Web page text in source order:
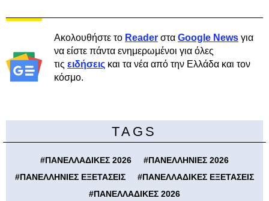
Ακολουθήστε το Reader στα Google News για
να είστε πάντα ενημερωμένοι για όλες
τις ειδήσεις και τα νέα από την Ελλάδα και τον
κόσμο.
TAGS
#ΠΑΝΕΛΛΑΔΙΚΕΣ 2026 #ΠΑΝΕΛΛΗΝΙΕΣ 2026
#ΠΑΝΕΛΛΗΝΙΕΣ ΕΞΕΤΑΣΕΙΣ #ΠΑΝΕΛΛΑΔΙΚΕΣ ΕΞΕΤΑΣΕΙΣ
#ΠΑΝΕΛΛΑΔΙΚΕΣ 2026